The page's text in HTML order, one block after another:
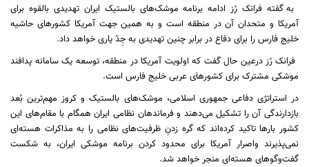
به گفته فرانک رُز ادامه برنامه موشک‌های بالستیک ایران تهدیدی بالقوه برای
آمریکا و متحدان آن در منطقه است و به همین جهت آمریکا کشورهای حاشیه
خلیج فارس را برای دفاع در برابر چنین تهدیدی به جِدّ یاری خواهد داد.
فرانک رُز درعین حال گفت که اولویت آمریکا در منطقه، توسعه یک سامانه پدافند
موشکی مشترک برای کشورهای عربی خلیج فارس است.
در استراتژی دفاعی جمهوری اسلامی، موشک‌های بالستیک و کروز مهم‌ترین بُعد
بازدارندگی آن را تشکیل می‌دهند و فرماندهان نظامی ایران همگام با مقام‌های این
کشور بار‌ها تاکید کرده‌اند که گره زدنِ ظرفیت‌های نظامی را به مذاکرات هسته‌ای
نمی‌پذیرند واصرار آمریکا برای محدود کردن برنامه موشکی ایران، به شکست
گفت‌و‌گوهای هسته‌ای منجر خواهد شد.